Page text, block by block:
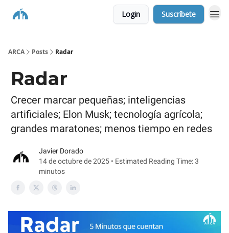
Login Suscríbete
ARCA Posts Radar
Radar
Crecer marcar pequeñas; inteligencias
artificiales; Elon Musk; tecnología agrícola;
grandes maratones; menos tiempo en redes
Javier Dorado
14 de octubre de 2025 • Estimated Reading Time: 3
minutos